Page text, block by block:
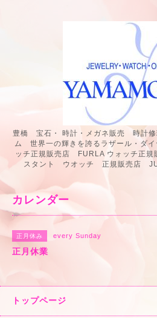
豊橋 宝石・ 時計・メガネ販売 時計
ム 世界一の輝きを誇るラザール・ダ
ッチ正規販売店 FURLA ウォッチ正
スタント ウオッチ 正規販売店
カレンダー
正月休み every Sunday
正月休業
トップページ